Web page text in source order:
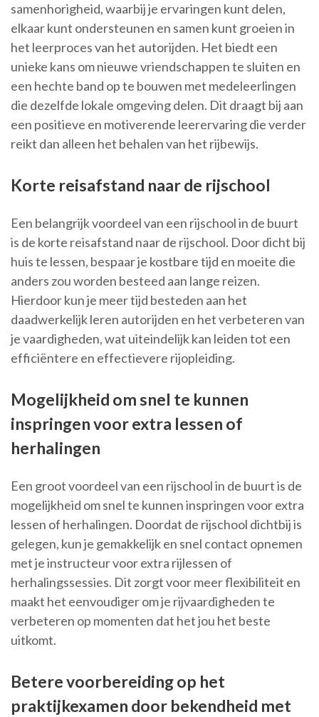
samenhorigheid, waarbij je ervaringen kunt delen,
elkaar kunt ondersteunen en samen kunt groeien in
het leerproces van het autorijden. Het biedt een
unieke kans om nieuwe vriendschappen te sluiten en
een hechte band op te bouwen met medeleerlingen
die dezelfde lokale omgeving delen. Dit draagt bij aan
een positieve en motiverende leerervaring die verder
reikt dan alleen het behalen van het rijbewijs.
Korte reisafstand naar de rijschool
Een belangrijk voordeel van een rijschool in de buurt
is de korte reisafstand naar de rijschool. Door dicht bij
huis te lessen, bespaar je kostbare tijd en moeite die
anders zou worden besteed aan lange reizen.
Hierdoor kun je meer tijd besteden aan het
daadwerkelijk leren autorijden en het verbeteren van
je vaardigheden, wat uiteindelijk kan leiden tot een
efficiëntere en effectievere rijopleiding.
Mogelijkheid om snel te kunnen
inspringen voor extra lessen of
herhalingen
Een groot voordeel van een rijschool in de buurt is de
mogelijkheid om snel te kunnen inspringen voor extra
lessen of herhalingen. Doordat de rijschool dichtbij is
gelegen, kun je gemakkelijk en snel contact opnemen
met je instructeur voor extra rijlessen of
herhalingssessies. Dit zorgt voor meer flexibiliteit en
maakt het eenvoudiger om je rijvaardigheden te
verbeteren op momenten dat het jou het beste
uitkomt.
Betere voorbereiding op het
praktijkexamen door bekendheid met